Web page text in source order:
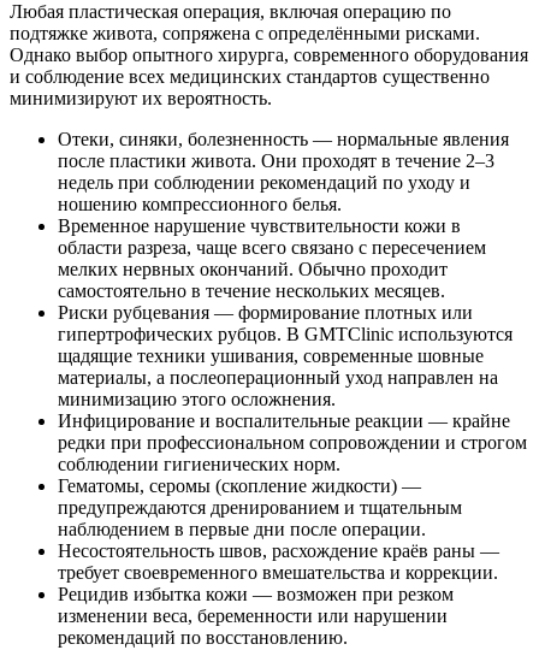
Любая пластическая операция, включая операцию по
подтяжке живота, сопряжена с определёнными рисками.
Однако выбор опытного хирурга, современного оборудования
и соблюдение всех медицинских стандартов существенно
минимизируют их вероятность.
Отеки, синяки, болезненность — нормальные явления
после пластики живота. Они проходят в течение 2–3
недель при соблюдении рекомендаций по уходу и
ношению компрессионного белья.
Временное нарушение чувствительности кожи в
области разреза, чаще всего связано с пересечением
мелких нервных окончаний. Обычно проходит
самостоятельно в течение нескольких месяцев.
Риски рубцевания — формирование плотных или
гипертрофических рубцов. В GMTClinic используются
щадящие техники ушивания, современные шовные
материалы, а послеоперационный уход направлен на
минимизацию этого осложнения.
Инфицирование и воспалительные реакции — крайне
редки при профессиональном сопровождении и строгом
соблюдении гигиенических норм.
Гематомы, серомы (скопление жидкости) —
предупреждаются дренированием и тщательным
наблюдением в первые дни после операции.
Несостоятельность швов, расхождение краёв раны —
требует своевременного вмешательства и коррекции.
Рецидив избытка кожи — возможен при резком
изменении веса, беременности или нарушении
рекомендаций по восстановлению.